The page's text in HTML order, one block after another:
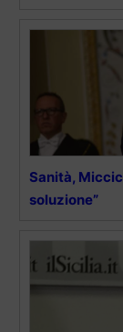
Sanità,
soluzione”